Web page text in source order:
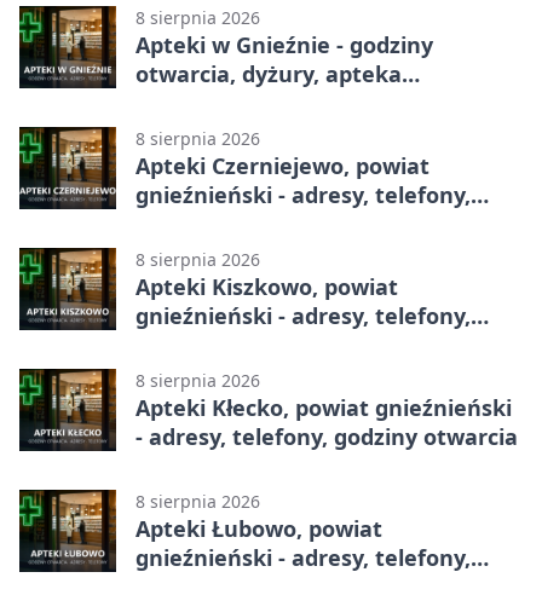
8 sierpnia 2026
Apteki w Gnieźnie - godziny
otwarcia, dyżury, apteka
8 sierpnia 2026
Apteki Czerniejewo, powiat
gnieźnieński - adresy, telefony,
8 sierpnia 2026
Apteki Kiszkowo, powiat
gnieźnieński - adresy, telefony,
8 sierpnia 2026
Apteki Kłecko, powiat gnieźnieński
- adresy, telefony, godziny otwarcia
8 sierpnia 2026
Apteki Łubowo, powiat
gnieźnieński - adresy, telefony,